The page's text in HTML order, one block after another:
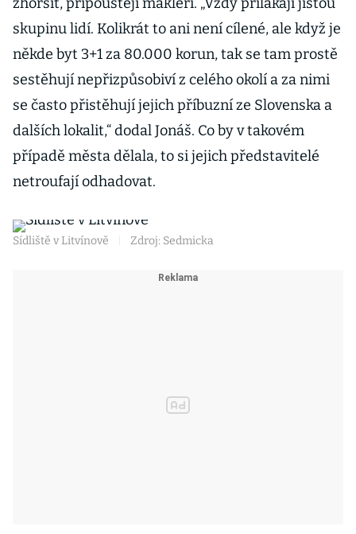
skupinu lidí. Kolikrát to ani není cílené, ale když je
někde byt 3+1 za 80.000 korun, tak se tam prostě
sestěhují nepřizpůsobiví z celého okolí a za nimi
se často přistěhují jejich příbuzní ze Slovenska a
dalších lokalit,“ dodal Jonáš. Co by v takovém
případě města dělala, to si jejich představitelé
netroufají odhadovat.
Sídliště v Litvínově Zdroj: Sedmicka